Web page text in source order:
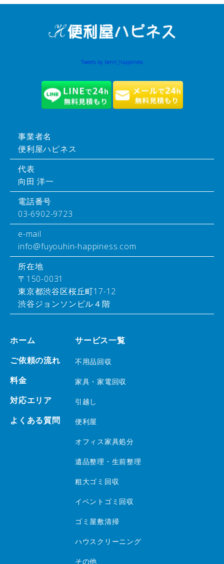
Tweets by benri_happiness
事業者名
便利屋ハピネス
代表
向田 洋一
電話番号
03-6902-9723
e-mail
info@fuyouhin-happiness.com
所在地
〒150-0031
東京都渋谷区桜丘町17-12
渋谷ジョンソンビル４階
ホーム
ご依頼の流れ
料金
対応エリア
よくある質問
サービス一覧
不用品回収
家具・家電回収
引越し
便利屋
オフィス家具処分
遺品整理・生前整理
粗大ゴミ回収
イベントゴミ回収
ゴミ屋敷清掃
ハウスクリーニング
その他